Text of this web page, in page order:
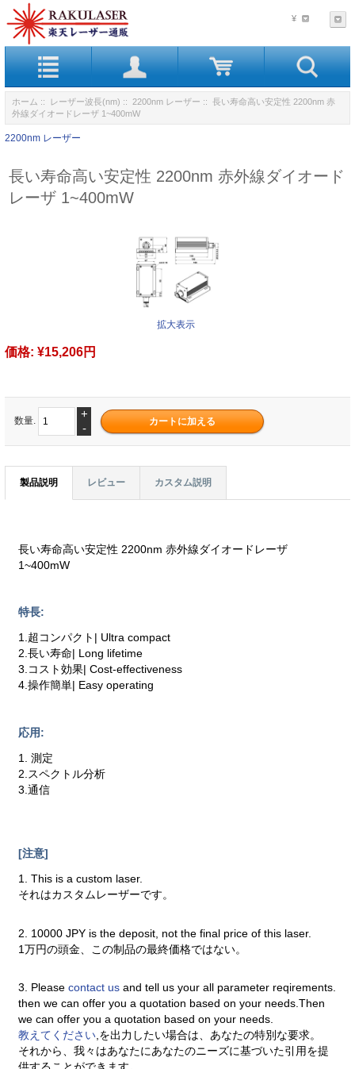
¥
ホーム :: レーザー波長(nm) :: 2200nm レーザー :: 長い寿命高い安定性 2200nm 赤
外線ダイオードレーザ 1~400mW
2200nm レーザー
長い寿命高い安定性 2200nm 赤外線ダイオード
レーザ 1~400mW
拡大表示
価格: ¥15,206円
数量.
+
-
製品説明 レビュー カスタム説明
長い寿命高い安定性 2200nm 赤外線ダイオードレーザ
1~400mW
特長:
1.超コンパクト| Ultra compact
2.長い寿命| Long lifetime
3.コスト効果| Cost-effectiveness
4.操作簡単| Easy operating
応用:
1. 測定
2.スペクトル分析
3.通信
[注意]
1. This is a custom laser.
それはカスタムレーザーです。
2. 10000 JPY is the deposit, not the final price of this laser.
1万円の頭金、この制品の最終価格ではない。
3. Pleasecontact usand tell us your all parameter reqirements.
then we can offer you a quotation based on your needs.Then
we can offer you a quotation based on your needs.
教えてください,を出力したい場合は、あなたの特別な要求。
それから、我々はあなたにあなたのニーズに基づいた引用を提